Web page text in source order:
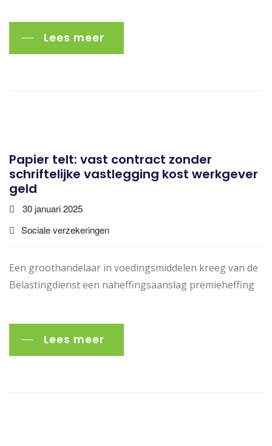
Lees meer
Papier telt: vast contract zonder
schriftelijke vastlegging kost werkgever
geld
30 januari 2025
Sociale verzekeringen
Een groothandelaar in voedingsmiddelen kreeg van de
Belastingdienst een naheffingsaanslag premieheffing
Lees meer